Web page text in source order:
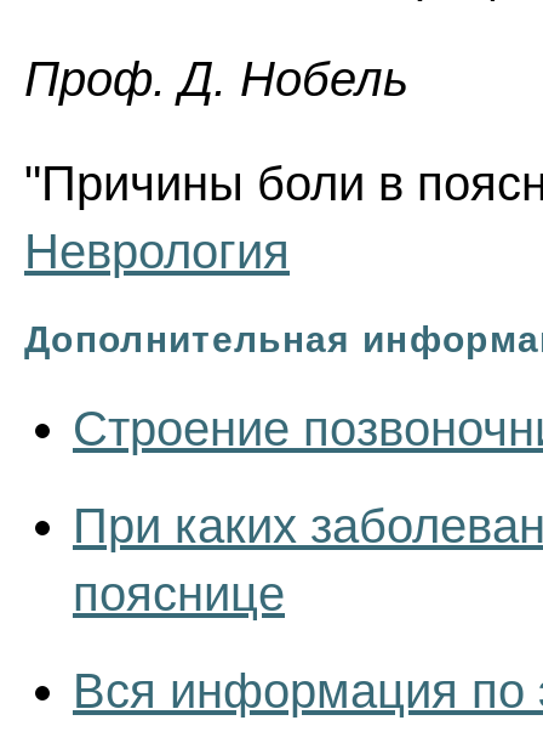
Проф. Д. Нобель
"Причины боли в
Неврология
Дополнительная
Строение
При каких
пояснице
Вся информация по